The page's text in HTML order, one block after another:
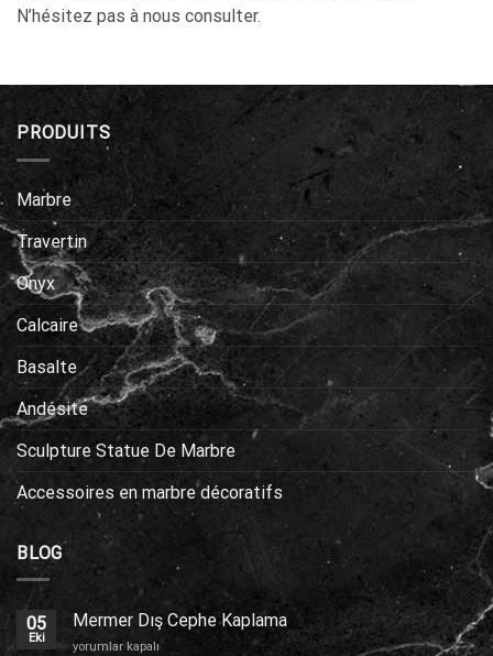
N’hésitez pas à nous consulter.
PRODUITS
Marbre
Travertin
Onyx
Calcaire
Basalte
Andésite
Sculpture Statue De Marbre
Accessoires en marbre décoratifs
BLOG
05
Eki
Mermer Dış Cephe Kaplama
Mermer
yorumlar kapalı